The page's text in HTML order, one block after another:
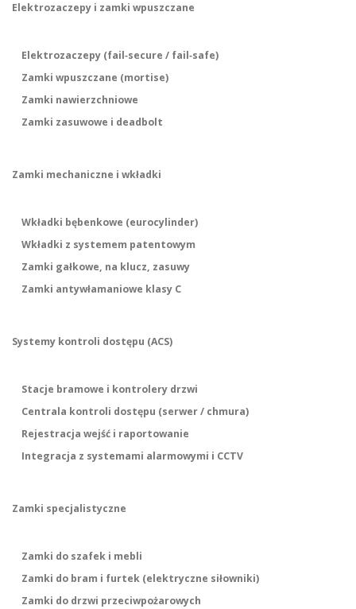
Elektrozaczepy i zamki wpuszczane
Elektrozaczepy (fail‑secure / fail‑safe)
Zamki wpuszczane (mortise)
Zamki nawierzchniowe
Zamki zasuwowe i deadbolt
Zamki mechaniczne i wkładki
Wkładki bębenkowe (eurocylinder)
Wkładki z systemem patentowym
Zamki gałkowe, na klucz, zasuwy
Zamki antywłamaniowe klasy C
Systemy kontroli dostępu (ACS)
Stacje bramowe i kontrolery drzwi
Centrala kontroli dostępu (serwer / chmura)
Rejestracja wejść i raportowanie
Integracja z systemami alarmowymi i CCTV
Zamki specjalistyczne
Zamki do szafek i mebli
Zamki do bram i furtek (elektryczne siłowniki)
Zamki do drzwi przeciwpożarowych